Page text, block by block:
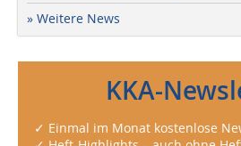
» Weitere News
KKA-
✓ Einmal im Monat kostenlose